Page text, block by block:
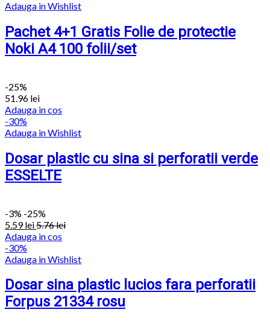
Adauga in Wishlist
Pachet 4+1 Gratis Folie de protectie
Noki A4 100 folii/set
-25%
51.96 lei
Adauga in cos
-30%
Adauga in Wishlist
Dosar plastic cu sina si perforatii verde
ESSELTE
-3% -25%
5.59lei5.76lei
Adauga in cos
-30%
Adauga in Wishlist
Dosar sina plastic lucios fara perforatii
Forpus 21334 rosu